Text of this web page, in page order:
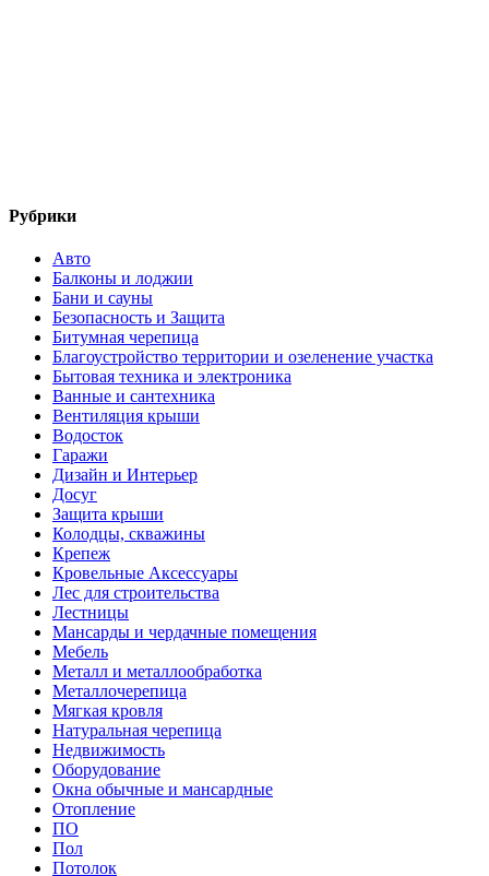
Рубрики
Авто
Балконы и лоджии
Бани и сауны
Безопасность и Защита
Битумная черепица
Благоустройство территории и озеленение участка
Бытовая техника и электроника
Ванные и сантехника
Вентиляция крыши
Водосток
Гаражи
Дизайн и Интерьер
Досуг
Защита крыши
Колодцы, скважины
Крепеж
Кровельные Аксессуары
Лес для строительства
Лестницы
Мансарды и чердачные помещения
Мебель
Металл и металлообработка
Металлочерепица
Мягкая кровля
Натуральная черепица
Недвижимость
Оборудование
Окна обычные и мансардные
Отопление
ПО
Пол
Потолок